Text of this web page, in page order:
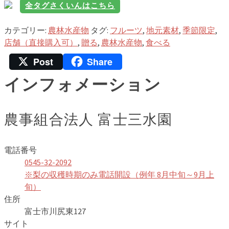
全タグさくいんはこちら
カテゴリー: 農林水産物 タグ: フルーツ, 地元素材, 季節限定,
店舗（直接購入可） , 贈る, 農林水産物, 食べる
Post Share
インフォメーション
農事組合法人 富士三水園
電話番号
0545-32-2092
※梨の収穫時期のみ電話開設（例年 8月中旬～9月上
旬）
住所
富士市川尻東127
サイト